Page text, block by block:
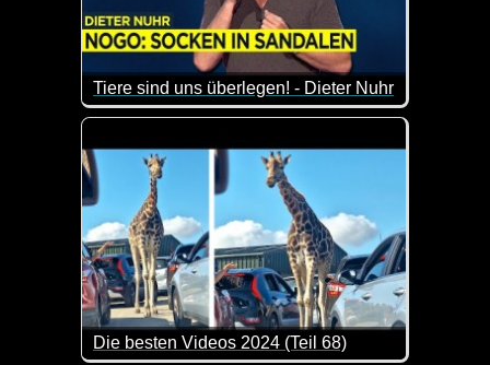
Tiere sind uns überlegen! - Dieter Nuhr
Bei Dieter Nuhr lernt man nebenbei immer eine
Die besten Videos 2024 (Teil 68)